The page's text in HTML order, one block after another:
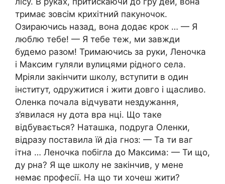
тримає зовсім крихітний пакуночок.
Озираючись назад, вона додає крок … — Я
люблю тебе! — Я тебе теж, ми завжди
будемо разом! Тримаючись за руки, Леночка
і Максим гуляли вулицями рідного села.
Мріяли закінчити школу, вступити в один
інститут, одружитися і жити довго і щасливо.
Оленка почала відчувати нездужання,
з’явилася ну дота вра нці. Що таке
відбувається? Наташка, подруга Оленки,
відразу поставила їй діа гноз: — Та ти ваг
ітна … Леночка побігла до Максима: — Ти що,
ду рна? Я ще школу не закінчив, у мене
немає професії. На що ти хочеш жити?